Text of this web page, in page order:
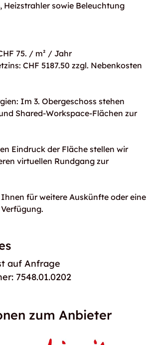
Heizstrahler sowie Beleuchtung
75. / m² / Jahr
CHF 5187.50 zzgl. Nebenkosten
Im 3. Obergeschoss stehen
Shared-Workspace-Flächen zur
Eindruck der Fläche stellen wir
virtuellen Rundgang zur
für weitere Auskünfte oder eine
auf Anfrage
7548.01.0202
zum Anbieter